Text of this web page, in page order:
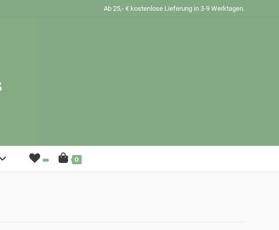
Ab 25,- € kostenlose Lieferung in 3-9 Werktagen.
0